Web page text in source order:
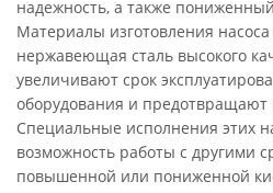
надежность, а также
Материалы изготовления насоса
нержавеющая сталь высокого
увеличивают срок
оборудования и предотвращают
Специальные исполнения этих
возможность работы с другими
повышенной или пониженной